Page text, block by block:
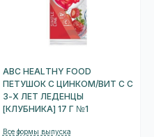
ABC HEALTHY FOOD
ПЕТУШОК С ЦИНКОМ/ВИТ С С
3-Х ЛЕТ ЛЕДЕНЦЫ
[КЛУБНИКА] 17 Г №1
Все формы выпуска